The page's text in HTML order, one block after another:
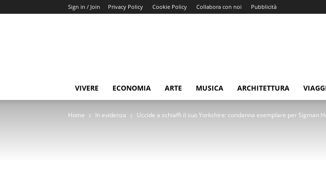
Sign in / Join Privacy Policy Cookie Policy Collabora con noi Pubblicità
VIVERE ECONOMIA ARTE MUSICA ARCHITETTURA
Home In evidenza Uccide a schiaffi il suo Yorkshire: condanna esemplare per Sigman